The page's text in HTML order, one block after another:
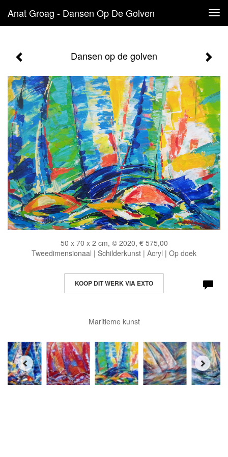
Anat Groag - Dansen Op De Golven
Dansen op de golven
50 x 70 x 2 cm, © 2020, € 575,00
Tweedimensionaal | Schilderkunst | Acryl | Op doek
KOOP DIT WERK VIA EXTO
Maritieme kunst